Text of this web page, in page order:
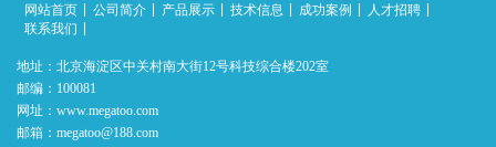
网站首页 公司简介 产品展示 技术信息 成功案例
人才招聘
联系我们
地址：北京海淀区中关村南大街12号科技综合楼202室
邮编：100081
网址：www.megatoo.com
邮箱：megatoo@188.com